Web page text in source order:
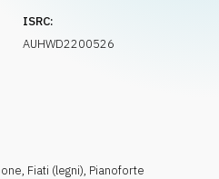
ISRC:
AUHWD2200526
, Fiati (legni), Pianoforte